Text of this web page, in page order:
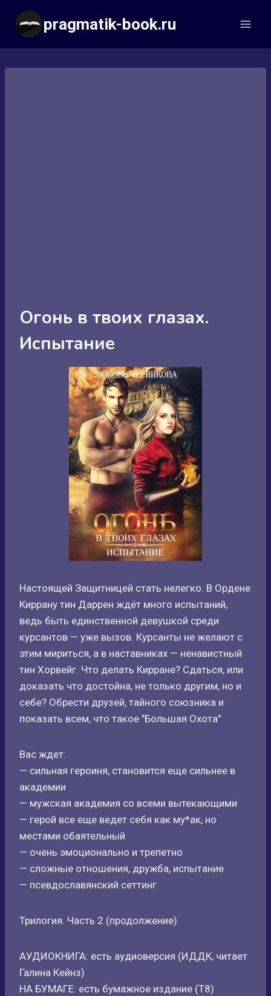
Перейти
содержимому
pragmatik-book.ru
Огонь в твоих глазах.
Испытание
Настоящей Защитницей стать нелегко. В Ордене
Киррану тин Даррен ждёт много испытаний,
ведь быть единственной девушкой среди
курсантов — уже вызов. Курсанты не желают с
этим мириться, а в наставниках — ненавистный
тин Хорвейг. Что делать Кирране? Сдаться, или
доказать что достойна, не только другим, но и
себе? Обрести друзей, тайного союзника и
показать всем, что такое "Большая Охота"
Вас ждет:
— сильная героиня, становится еще сильнее в
академии
— мужская академия со всеми вытекающими
— герой все еще ведет себя как му*ак, но
местами обаятельный
— очень эмоционально и трепетно
— сложные отношения, дружба, испытание
— псевдославянский сеттинг
Трилогия. Часть 2 (продолжение)
АУДИОКНИГА: есть аудиоверсия (ИДДК, читает
Галина Кейнз)
НА БУМАГЕ: есть бумажное издание (Т8)